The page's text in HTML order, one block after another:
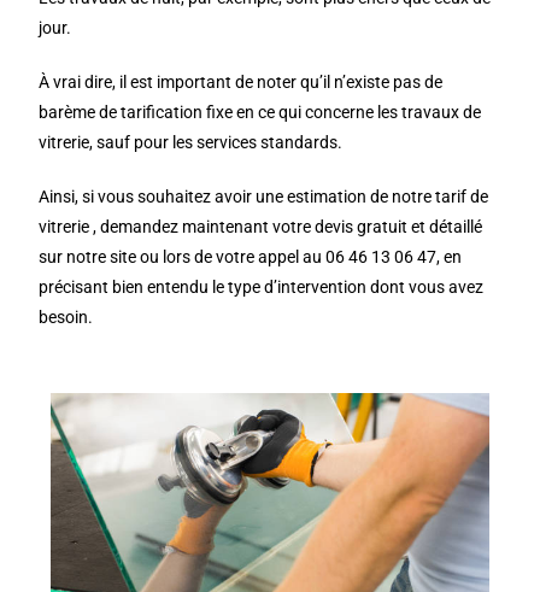
jour.
À vrai dire, il est important de noter qu’il n’existe pas de
barème de tarification fixe en ce qui concerne les travaux de
vitrerie, sauf pour les services standards.
Ainsi, si vous souhaitez avoir une estimation de notre tarif de
vitrerie , demandez maintenant votre devis gratuit et détaillé
sur notre site ou lors de votre appel au 06 46 13 06 47, en
précisant bien entendu le type d’intervention dont vous avez
besoin.